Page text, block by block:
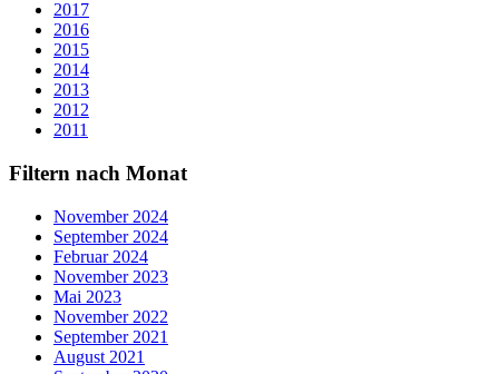
2017
2016
2015
2014
2013
2012
2011
Filtern nach Monat
November 2024
September 2024
Februar 2024
November 2023
Mai 2023
November 2022
September 2021
August 2021